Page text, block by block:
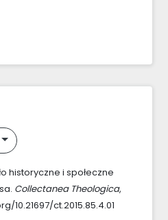
historyczne i społeczne
Collectanea Theologica,
10.21697/ct.2015.85.4.01